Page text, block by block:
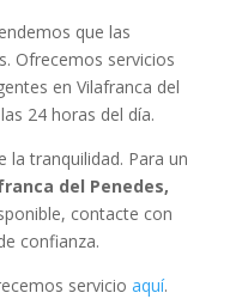
que las
Ofrecemos servicios
en Vilafranca del
24 horas del día.
la tranquilidad. Para un
del Penedes,
contacte con
confianza.
servicio aquí.